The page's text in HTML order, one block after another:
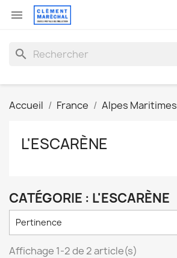

search
Accueil France Alpes Maritimes
L'ESCARÈNE
CATÉGORIE : L'ESCARÈNE
Pertinence
Affichage 1-2 de 2 article(s)